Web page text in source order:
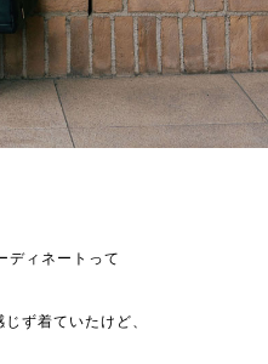
ディネートって
ず着ていたけど、